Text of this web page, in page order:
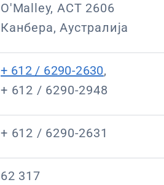
O'Malley, ACT 2606
Канбера, Аустралија
+ 612 / 6290-2630,
+ 612 / 6290-2948
+ 612 / 6290-2631
62 317